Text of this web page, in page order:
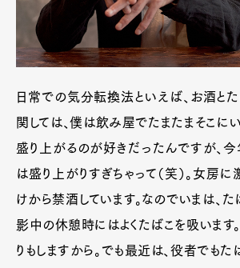
Art&Design WatchFashion
Official Columnist
Contact
日常での気分転換法といえば、お酒とた
関しては、僕は飲み屋でたまたまそこに
盛り上がるのが好きだったんですが、
は盛り上がりすぎちゃって（笑）。女房
けから禁酒しています。なのでいまは、
影中の休憩時にはよくたばこを吸います
りもしますから。でも最近は、役者でも